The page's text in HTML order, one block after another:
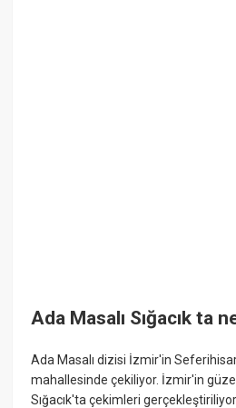
Ada Masalı Sığacık ta
Ada Masalı dizisi İzmir'in Seferihisar
mahallesinde çekiliyor. İzmir'in
Sığacık'ta çekimleri gerçekleştiriliyor.